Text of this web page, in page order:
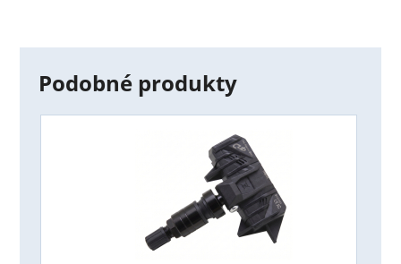
Podobné produkty